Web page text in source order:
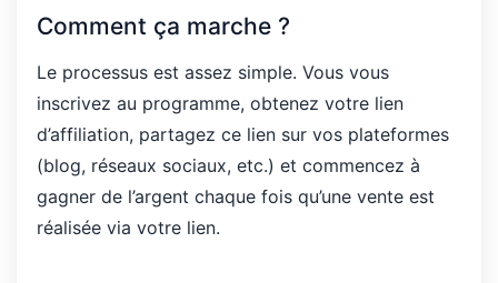
Comment ça marche ?
Le processus est assez simple. Vous vous
inscrivez au programme, obtenez votre lien
d’affiliation, partagez ce lien sur vos plateformes
(blog, réseaux sociaux, etc.) et commencez à
gagner de l’argent chaque fois qu’une vente est
réalisée via votre lien.